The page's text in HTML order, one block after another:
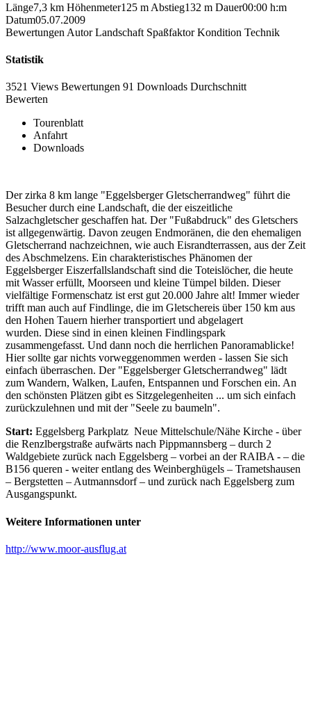
Länge7,3 km Höhenmeter125 m Abstieg132 m Dauer00:00 h:m
Datum05.07.2009
Bewertungen Autor Landschaft Spaßfaktor Kondition Technik
Statistik
3521 Views Bewertungen 91 Downloads Durchschnitt
Bewerten
Tourenblatt
Anfahrt
Downloads
Der zirka 8 km lange "Eggelsberger Gletscherrandweg" führt die
Besucher durch eine Landschaft, die der eiszeitliche
Salzachgletscher geschaffen hat. Der "Fußabdruck" des Gletschers
ist allgegenwärtig. Davon zeugen Endmoränen, die den ehemaligen
Gletscherrand nachzeichnen, wie auch Eisrandterrassen, aus der Zeit
des Abschmelzens. Ein charakteristisches Phänomen der
Eggelsberger Eiszerfallslandschaft sind die Toteislöcher, die heute
mit Wasser erfüllt, Moorseen und kleine Tümpel bilden. Dieser
vielfältige Formenschatz ist erst gut 20.000 Jahre alt! Immer wieder
trifft man auch auf Findlinge, die im Gletschereis über 150 km aus
den Hohen Tauern hierher transportiert und abgelagert
wurden. Diese sind in einen kleinen Findlingspark
zusammengefasst. Und dann noch die herrlichen Panoramablicke!
Hier sollte gar nichts vorweggenommen werden - lassen Sie sich
einfach überraschen. Der "Eggelsberger Gletscherrandweg" lädt
zum Wandern, Walken, Laufen, Entspannen und Forschen ein. An
den schönsten Plätzen gibt es Sitzgelegenheiten ... um sich einfach
zurückzulehnen und mit der "Seele zu baumeln".
Start: Eggelsberg Parkplatz Neue Mittelschule/Nähe Kirche - über
die Renzlbergstraße aufwärts nach Pippmannsberg – durch 2
Waldgebiete zurück nach Eggelsberg – vorbei an der RAIBA - – die
B156 queren - weiter entlang des Weinberghügels – Trametshausen
– Bergstetten – Autmannsdorf – und zurück nach Eggelsberg zum
Ausgangspunkt.
Weitere Informationen unter
http://www.moor-ausflug.at